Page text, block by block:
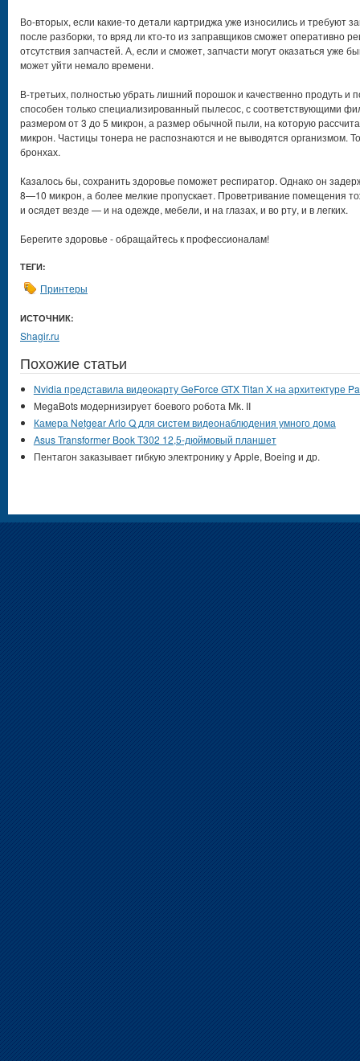
Во-вторых, если какие-то детали картриджа уже износились и требуют
после разборки, то вряд ли кто-то из заправщиков сможет оперативно
отсутствия запчастей. А, если и сможет, запчасти могут оказаться уже
может уйти немало времени.
В-третьих, полностью убрать лишний порошок и качественно продуть и
способен только специализированный пылесос, с соответствующими
размером от 3 до 5 микрон, а размер обычной пыли, на которую
микрон. Частицы тонера не распознаются и не выводятся организмом.
бронхах.
Казалось бы, сохранить здоровье поможет респиратор. Однако он
8—10 микрон, а более мелкие пропускает. Проветривание помещения
и осядет везде — и на одежде, мебели, и на глазах, и во рту, и в легких.
Берегите здоровье - обращайтесь к профессионалам!
ТЕГИ:
Принтеры
ИСТОЧНИК:
Shagir.ru
Похожие статьи
Nvidia представила видеокарту GeForce GTX Titan X на архитектуре
MegaBots модернизирует боевого робота Mk. II
Камера Netgear Arlo Q для систем видеонаблюдения умного дома
Asus Transformer Book T302 12,5-дюймовый планшет
Пентагон заказывает гибкую электронику у Apple, Boeing и др.